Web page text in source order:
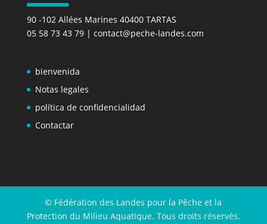
90 -102 Allées Marines 40400 TARTAS
05 58 73 43 79| contact@peche-landes.com
bienvenida
Notas legales
política de confidencialidad
Contactar
© Fédération des Landes pour la Pêche et la
Protection du Milieu Aquatique. Tous droits réservés.